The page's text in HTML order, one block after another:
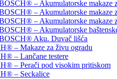
– Akumulatorske makaze
– Akumulatorske makaze
– Akumulatorske makaze
– Akumulatorske
Aku. Duvač lišća
– Makaze za živu ogradu
– Lančane testere
– Perači pod visokim pritiskom
– Seckalice